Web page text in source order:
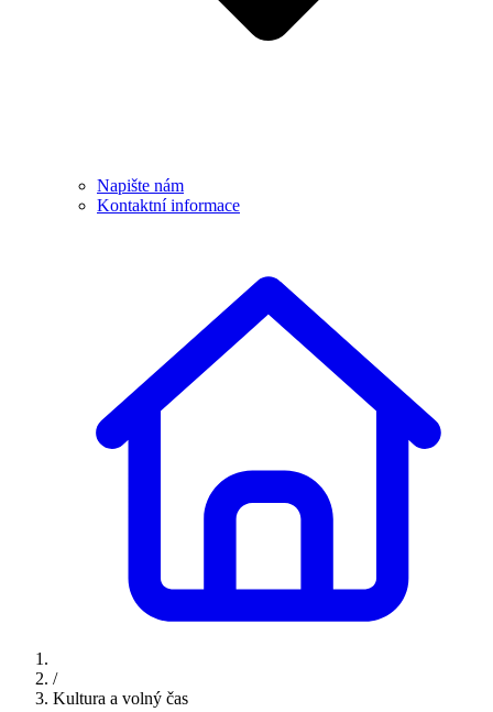
Napište nám
Kontaktní informace
/
Kultura a volný čas